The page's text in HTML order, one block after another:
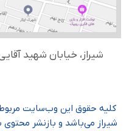
شیراز، خیابان شهید
کلیه حقوق این وب‌سایت
شیراز می‌باشد و بازنشر